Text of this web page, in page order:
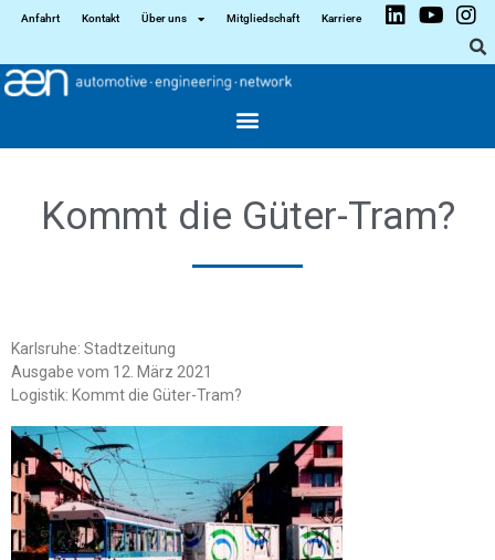
Anfahrt Kontakt Über uns Mitgliedschaft Karriere
Kommt die Güter-Tram?
Karlsruhe: Stadtzeitung
Ausgabe vom 12. März 2021
Logistik: Kommt die Güter-Tram?